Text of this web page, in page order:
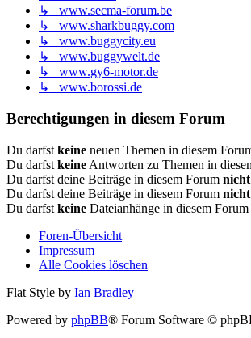
↳ www.secma-forum.be
↳ www.sharkbuggy.com
↳ www.buggycity.eu
↳ www.buggywelt.de
↳ www.gy6-motor.de
↳ www.borossi.de
Berechtigungen in diesem Forum
Du darfst keine neuen Themen in diesem
Du darfst keine Antworten zu Themen in
Du darfst deine Beiträge in diesem Forum nicht
Du darfst deine Beiträge in diesem Forum nicht
Du darfst keine Dateianhänge in diesem Forum
Foren-Übersicht
Impressum
Alle Cookies löschen
Flat Style by Ian Bradley
Powered by phpBB® Forum Software ©